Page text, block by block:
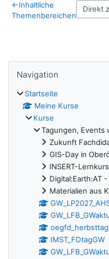
←Inhaltliche
Themenbereichen
Navigation
Startseite
Meine Kurse
Kurse
Tagungen, Events
Zukunft
GIS-Day in
INSERT-
Digital:Earth:AT
Materialien aus
IMST_FDtagGW